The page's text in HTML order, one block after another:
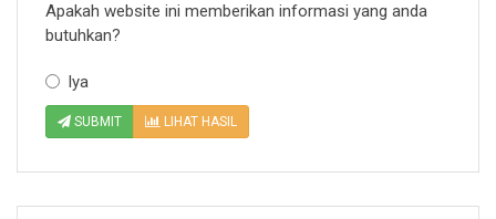
Apakah website ini memberikan informasi yang anda
butuhkan?
Iya
SUBMIT LIHAT HASIL